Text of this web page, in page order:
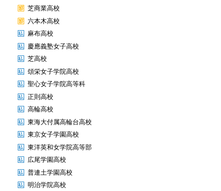
芝商業高校
六本木高校
麻布高校
慶應義塾女子高校
芝高校
頌栄女子学院高校
聖心女子学院高等科
正則高校
高輪高校
東海大付属高輪台高校
東京女子学園高校
東洋英和女学院高等部
広尾学園高校
普連土学園高校
明治学院高校